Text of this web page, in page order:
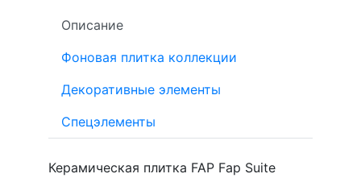
Описание
Фоновая плитка коллекции
Декоративные элементы
Спецэлементы
Керамическая плитка FAP Fap Suite